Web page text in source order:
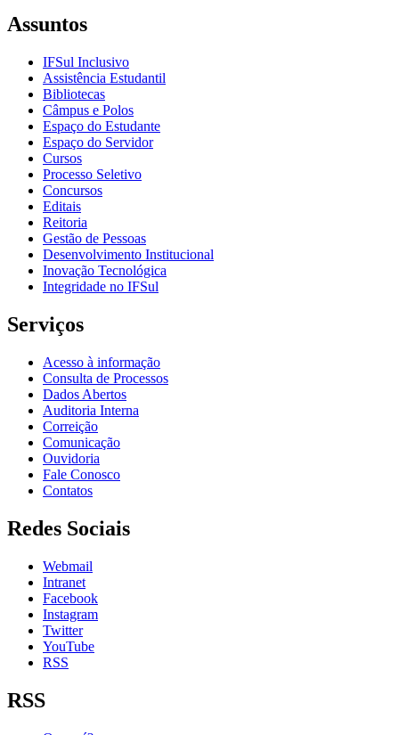
Assuntos
IFSul Inclusivo
Assistência Estudantil
Bibliotecas
Câmpus e Polos
Espaço do Estudante
Espaço do Servidor
Cursos
Processo Seletivo
Concursos
Editais
Reitoria
Gestão de Pessoas
Desenvolvimento Institucional
Inovação Tecnológica
Integridade no IFSul
Serviços
Acesso à informação
Consulta de Processos
Dados Abertos
Auditoria Interna
Correição
Comunicação
Ouvidoria
Fale Conosco
Contatos
Redes Sociais
Webmail
Intranet
Facebook
Instagram
Twitter
YouTube
RSS
RSS